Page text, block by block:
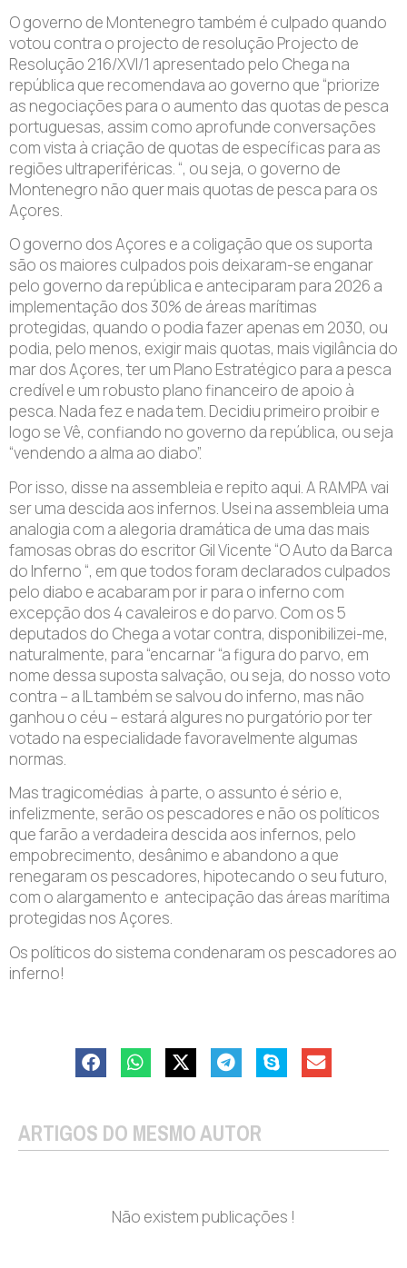
O governo de Montenegro também é culpado quando
votou contra o projecto de resolução Projecto de
Resolução 216/XVI/1 apresentado pelo Chega na
república que recomendava ao governo que “priorize
as negociações para o aumento das quotas de pesca
portuguesas, assim como aprofunde conversações
com vista à criação de quotas de específicas para as
regiões ultraperiféricas. “, ou seja, o governo de
Montenegro não quer mais quotas de pesca para os
Açores.
O governo dos Açores e a coligação que os suporta
são os maiores culpados pois deixaram-se enganar
pelo governo da república e anteciparam para 2026 a
implementação dos 30% de áreas marítimas
protegidas, quando o podia fazer apenas em 2030, ou
podia, pelo menos, exigir mais quotas, mais vigilância do
mar dos Açores, ter um Plano Estratégico para a pesca
credível e um robusto plano financeiro de apoio à
pesca. Nada fez e nada tem. Decidiu primeiro proibir e
logo se Vê, confiando no governo da república, ou seja
“vendendo a alma ao diabo”.
Por isso, disse na assembleia e repito aqui. A RAMPA vai
ser uma descida aos infernos. Usei na assembleia uma
analogia com a alegoria dramática de uma das mais
famosas obras do escritor Gil Vicente “O Auto da Barca
do Inferno “, em que todos foram declarados culpados
pelo diabo e acabaram por ir para o inferno com
excepção dos 4 cavaleiros e do parvo. Com os 5
deputados do Chega a votar contra, disponibilizei-me,
naturalmente, para “encarnar “a figura do parvo, em
nome dessa suposta salvação, ou seja, do nosso voto
contra – a IL também se salvou do inferno, mas não
ganhou o céu – estará algures no purgatório por ter
votado na especialidade favoravelmente algumas
normas.
Mas tragicomédias à parte, o assunto é sério e,
infelizmente, serão os pescadores e não os políticos
que farão a verdadeira descida aos infernos, pelo
empobrecimento, desânimo e abandono a que
renegaram os pescadores, hipotecando o seu futuro,
com o alargamento e antecipação das áreas marítima
protegidas nos Açores.
Os políticos do sistema condenaram os pescadores ao
inferno!
ARTIGOS DO MESMO AUTOR
Não existem publicações !